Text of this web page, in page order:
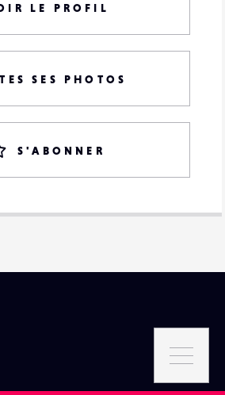
LE PROFIL
SES PHOTOS
S'ABONNER